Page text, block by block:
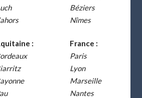
Béziers
Nîmes
:
France :
Paris
Lyon
Marseille
Nantes